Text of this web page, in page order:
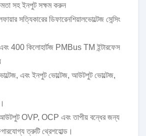
সহ ইনপুট সক্ষম করুন
সত্যিকারের ডিফারেনশিয়ালভোল্টেজ সেন্সিং
400 কিলোহার্টজ PMBus TM ইন্টারফেস
এবং ইনপুট ভোল্টেজ, আউটপুট ভোল্টেজ,
OVP, OCP এবং তাপীয় বন্ধের জন্য
ত্রুটি থ্রেশহোল্ড।